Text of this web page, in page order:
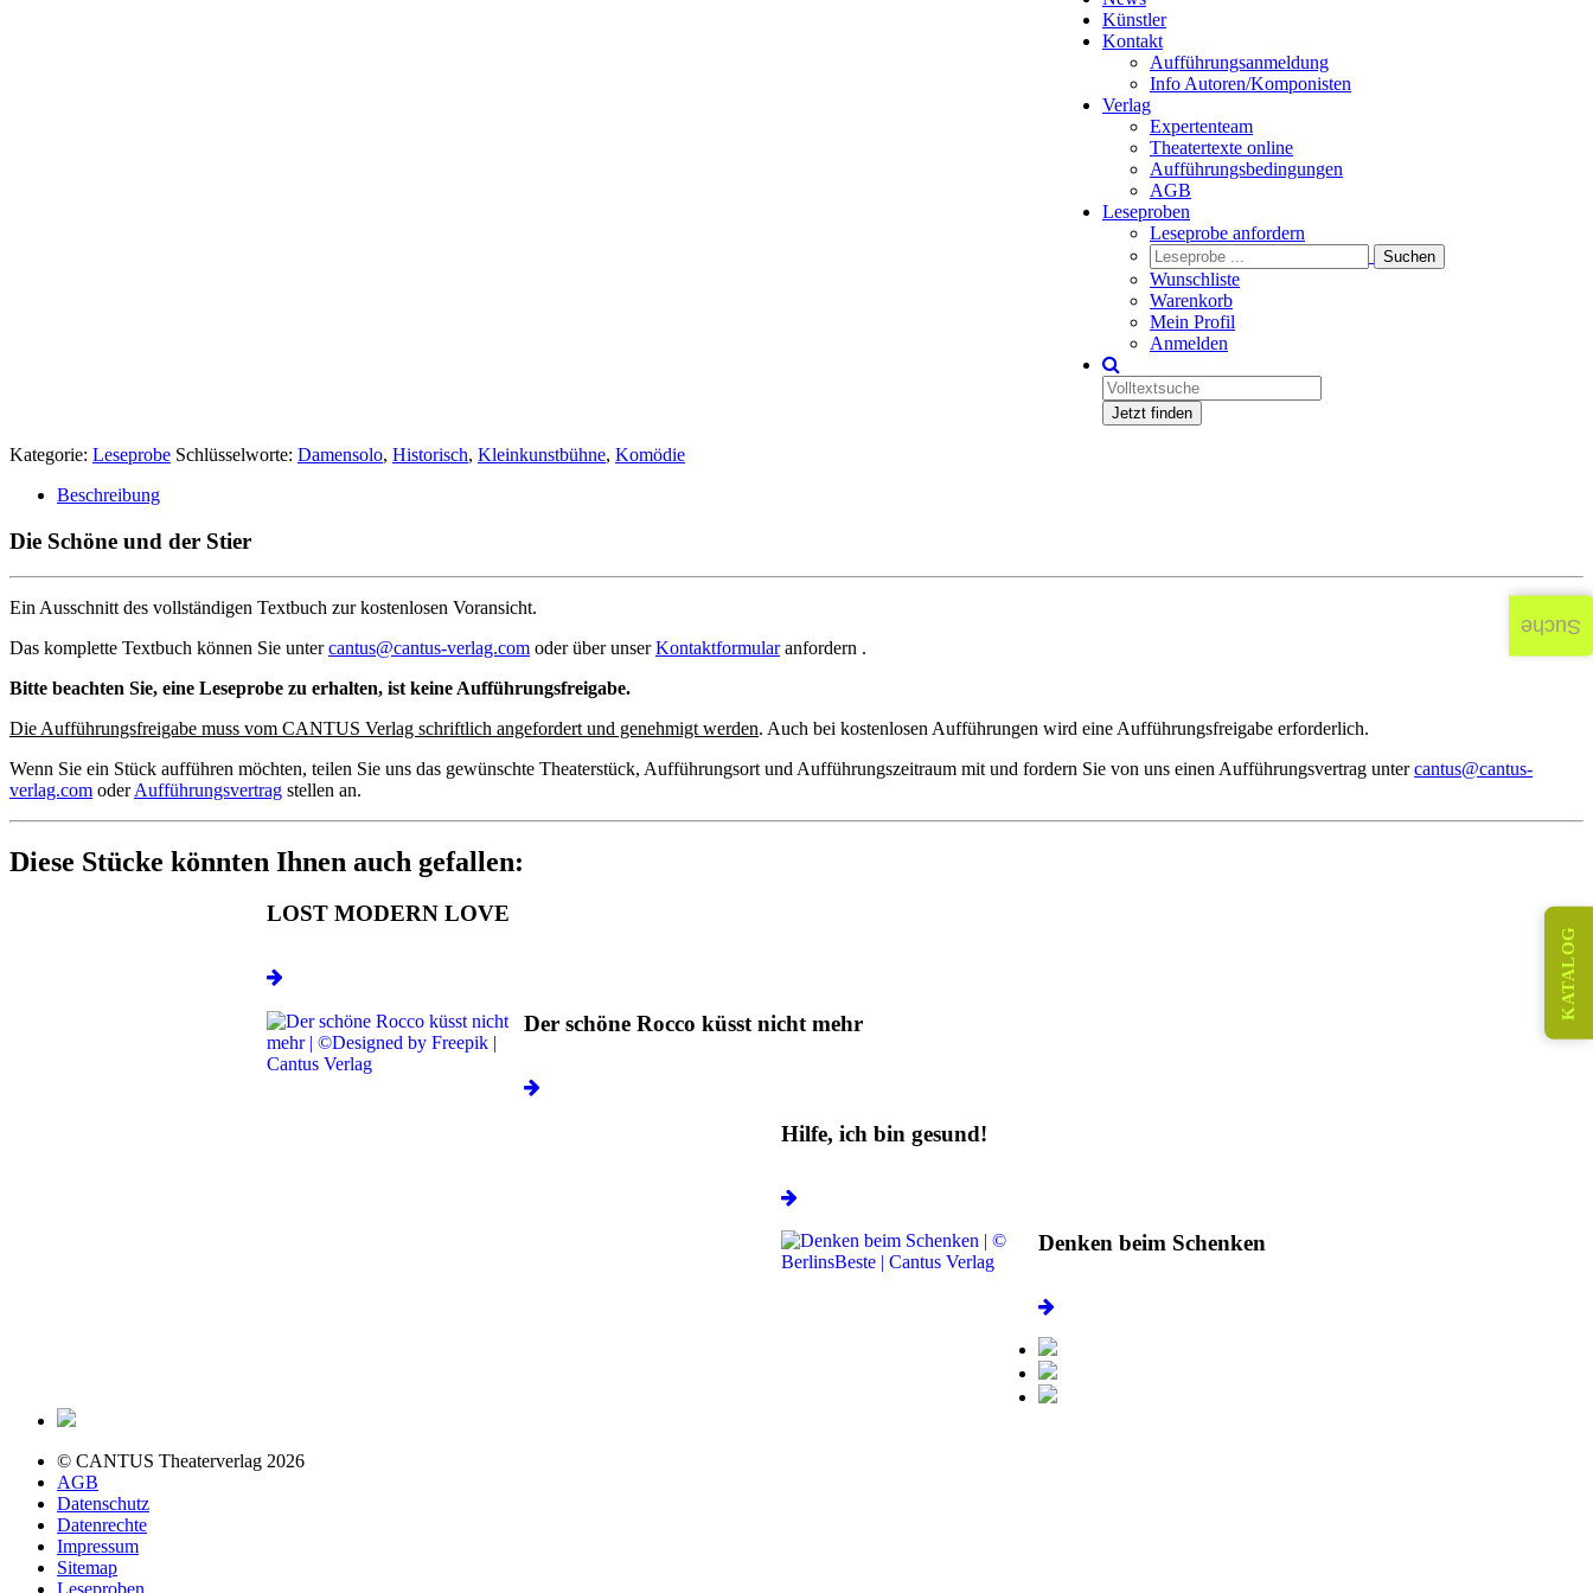
Künstler
Kontakt
Aufführungsanmeldung
Info Autoren/Komponisten
Verlag
Expertenteam
Theatertexte online
Aufführungsbedingungen
AGB
Leseproben
Leseprobe anfordern
Wunschliste
Warenkorb
Mein Profil
Anmelden
Jetzt finden
Kategorie: Leseprobe Schlüsselworte: Damensolo, Historisch, Kleinkunstbühne, Komödie
Beschreibung
Die Schöne und der Stier
Ein Ausschnitt des vollständigen Textbuch zur kostenlosen Voransicht.
Das komplette Textbuch können Sie untercantus@cantus-verlag.com oder über unserKontaktformularanfordern .
Bitte beachten Sie, eine Leseprobe zu erhalten, ist keine Aufführungsfreigabe.
Die Aufführungsfreigabe muss vom CANTUS Verlag schriftlich angefordert und genehmigt werden. Auch bei kostenlosen Aufführungen wird eine Aufführungsfreigabe erforderlich.
Wenn Sie ein Stück aufführen möchten, teilen Sie uns das gewünschte Theaterstück, Aufführungsort und Aufführungszeitraum mit und fordern Sie von uns einen Aufführungsvertrag untercantus@cantus-
verlag.com oderAufführungsvertrag stellen an.
Diese Stücke könnten Ihnen auch gefallen:
LOST MODERN LOVE
Der schöne Rocco küsst nicht mehr
Hilfe, ich bin gesund!
Denken beim Schenken
© CANTUS Theaterverlag 2026
AGB
Datenschutz
Datenrechte
Impressum
Sitemap
KATALOG
Suche